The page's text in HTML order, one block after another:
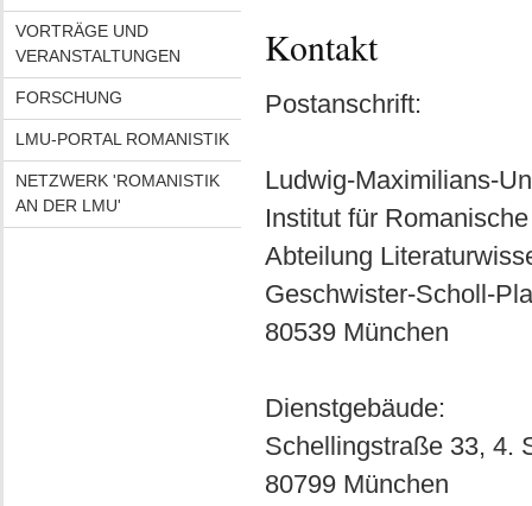
VORTRÄGE UND
VERANSTALTUNGEN
FORSCHUNG
LMU-PORTAL ROMANISTIK
NETZWERK 'ROMANISTIK
AN DER LMU'
Kontakt
Postanschrift:
Ludwig-Maximilians-
Institut für
Abteilung
Geschwister-Scholl-
80539 München
Dienstgebäude:
Schellingstraße 33, 4.
80799 München